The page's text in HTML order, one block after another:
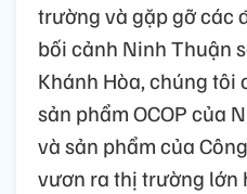
trường và gặp gỡ các
bối cảnh Ninh Thuận
Khánh Hòa, chúng tôi
sản phẩm OCOP của
và sản phẩm của
vươn ra thị trường lớn